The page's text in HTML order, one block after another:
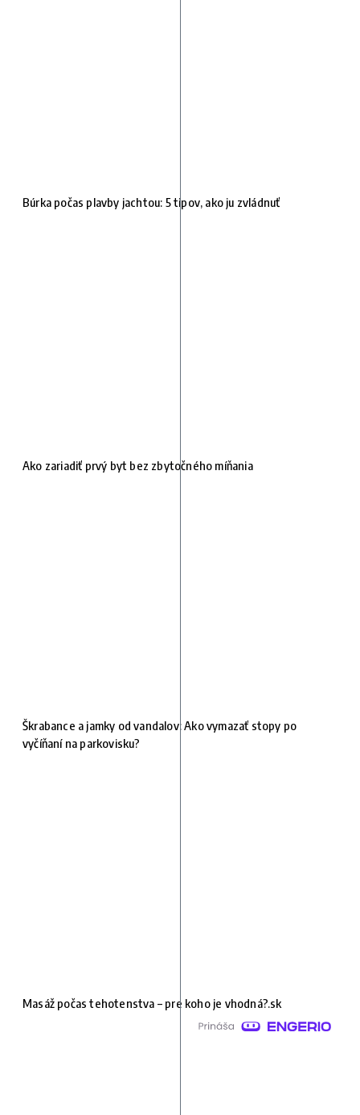
Búrka počas plavby jachtou: 5 tipov, ako ju zvládnuť
Ako zariadiť prvý byt bez zbytočného míňania
Škrabance a jamky od vandalov: Ako vymazať stopy po
vyčíňaní na parkovisku?
Masáž počas tehotenstva – pre koho je vhodná?.sk